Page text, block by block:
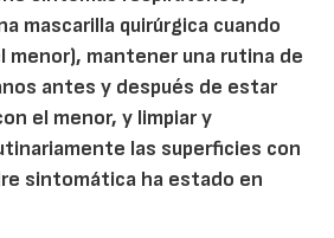
mascarilla quirúrgica cuando
menor), mantener una rutina de
antes y después de estar
el menor, y limpiar y
las superficies con
sintomática ha estado en